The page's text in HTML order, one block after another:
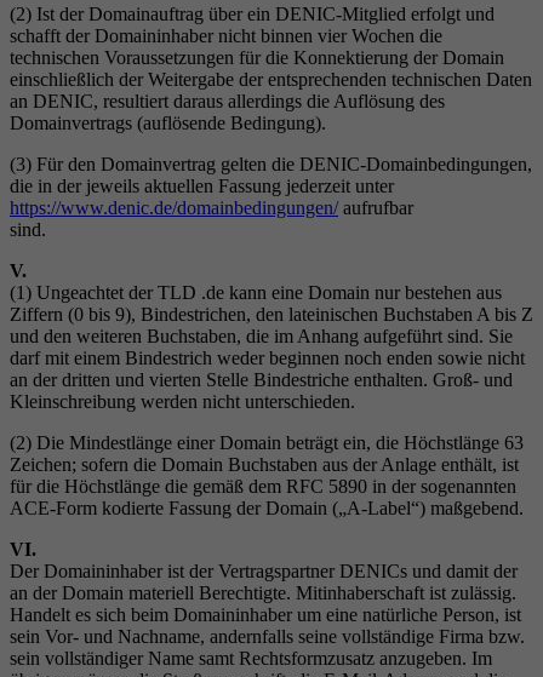
(2) Ist der Domainauftrag über ein DENIC-Mitglied erfolgt und
schafft der Domaininhaber nicht binnen vier Wochen die
technischen Voraussetzungen für die Konnektierung der Domain
einschließlich der Weitergabe der entsprechenden technischen Daten
an DENIC, resultiert daraus allerdings die Auflösung des
Domainvertrags (auflösende Bedingung).
(3) Für den Domainvertrag gelten die DENIC-Domainbedingungen,
die in der jeweils aktuellen Fassung jederzeit unter
https://www.denic.de/domainbedingungen/aufrufbar
sind.
V.
(1) Ungeachtet der TLD .de kann eine Domain nur bestehen aus
Ziffern (0 bis 9), Bindestrichen, den lateinischen Buchstaben A bis Z
und den weiteren Buchstaben, die im Anhang aufgeführt sind. Sie
darf mit einem Bindestrich weder beginnen noch enden sowie nicht
an der dritten und vierten Stelle Bindestriche enthalten. Groß- und
Kleinschreibung werden nicht unterschieden.
(2) Die Mindestlänge einer Domain beträgt ein, die Höchstlänge 63
Zeichen; sofern die Domain Buchstaben aus der Anlage enthält, ist
für die Höchstlänge die gemäß dem RFC 5890 in der sogenannten
ACE-Form kodierte Fassung der Domain („A-Label“) maßgebend.
VI.
Der Domaininhaber ist der Vertragspartner DENICs und damit der
an der Domain materiell Berechtigte. Mitinhaberschaft ist zulässig.
Handelt es sich beim Domaininhaber um eine natürliche Person, ist
sein Vor- und Nachname, andernfalls seine vollständige Firma bzw.
sein vollständiger Name samt Rechtsformzusatz anzugeben. Im